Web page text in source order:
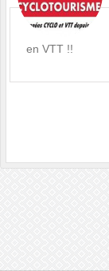
en VTT !!